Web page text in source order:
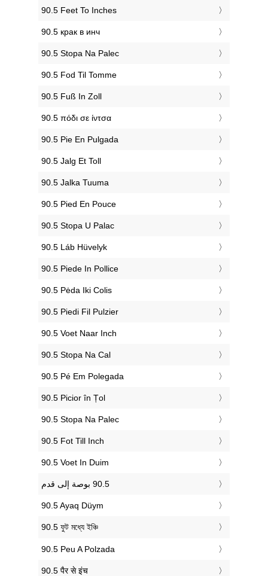
‎90.5 Feet To Inches
‎90.5 крак в инч
‎90.5 Stopa Na Palec
‎90.5 Fod Til Tomme
‎90.5 Fuß In Zoll
‎90.5 πόδι σε ίντσα
‎90.5 Pie En Pulgada
‎90.5 Jalg Et Toll
‎90.5 Jalka Tuuma
‎90.5 Pied En Pouce
‎90.5 Stopa U Palac
‎90.5 Láb Hüvelyk
‎90.5 Piede In Pollice
‎90.5 Pėda Iki Colis
‎90.5 Piedi Fil Pulzier
‎90.5 Voet Naar Inch
‎90.5 Stopa Na Cal
‎90.5 Pé Em Polegada
‎90.5 Picior în Țol
‎90.5 Stopa Na Palec
‎90.5 Fot Till Inch
‎90.5 Voet In Duim
‎90.5 Ayaq Düym
‎90.5 ফুট মধ্যে ইঞ্চি
‎90.5 Peu A Polzada
‎90.5 पैर से इंच